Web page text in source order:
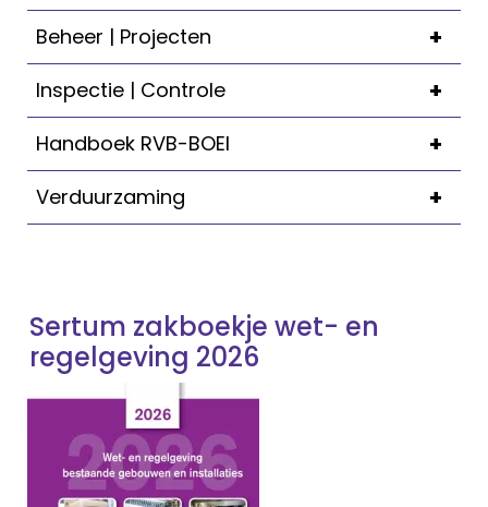
+
Beheer | Projecten
+
Inspectie | Controle
+
Handboek RVB-BOEI
+
Verduurzaming
Sertum zakboekje wet- en
regelgeving 2026